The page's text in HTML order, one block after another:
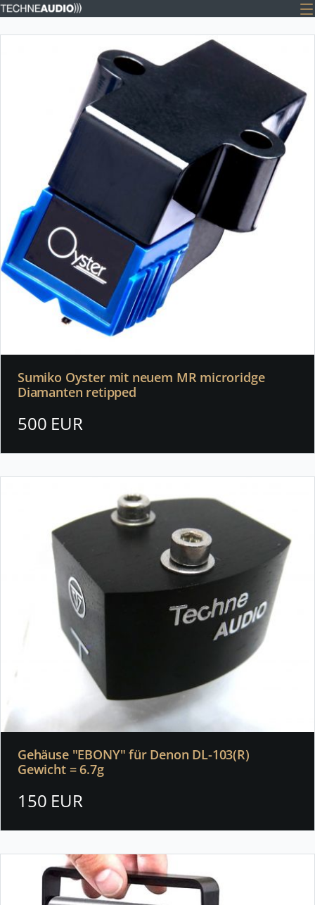
Sumiko Oyster mit neuem MR microridge
Diamanten retipped
500 EUR
Gehäuse "EBONY" für Denon DL-103(R)
Gewicht = 6.7g
150 EUR